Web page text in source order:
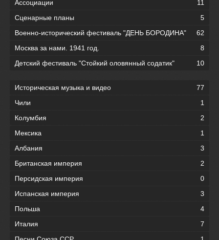
Ассоциации
11
Сценарные планы
5
Военно-исторический фестиваль "ДЕНЬ БОРОДИНА"
62
Москва за нами. 1941 год.
8
Детский фестиваль "Стойкий оловянный содатик"
10
Историческая музыка и видео
77
Чили
1
Колумбия
2
Мексика
1
Албания
3
Британская империя
2
Персидская империя
0
Испанская империя
3
Польша
4
Италия
7